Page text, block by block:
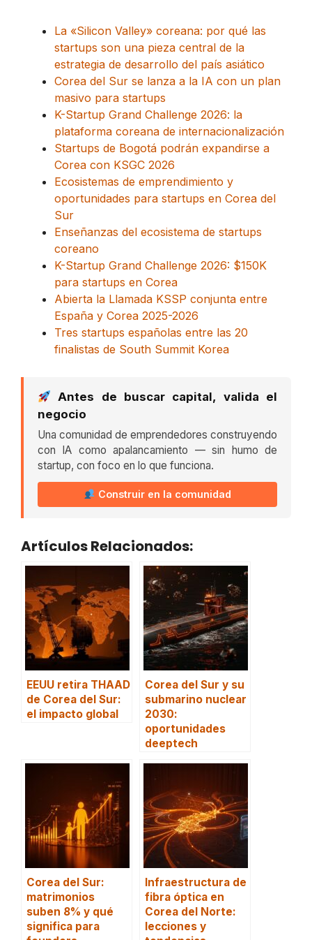
La «Silicon Valley» coreana: por qué las
startups son una pieza central de la
estrategia de desarrollo del país asiático
Corea del Sur se lanza a la IA con un plan
masivo para startups
K-Startup Grand Challenge 2026: la
plataforma coreana de internacionalización
Startups de Bogotá podrán expandirse a
Corea con KSGC 2026
Ecosistemas de emprendimiento y
oportunidades para startups en Corea del
Sur
Enseñanzas del ecosistema de startups
coreano
K-Startup Grand Challenge 2026: $150K
para startups en Corea
Abierta la Llamada KSSP conjunta entre
España y Corea 2025-2026
Tres startups españolas entre las 20
finalistas de South Summit Korea
Antes de buscar capital, valida el
negocio
Una comunidad de emprendedores construyendo
con IA como apalancamiento — sin humo de
startup, con foco en lo que funciona.
Construir en la comunidad
Artículos Relacionados:
EEUU retira THAAD
de Corea del Sur:
el impacto global
Corea del Sur y su
submarino nuclear
2030:
oportunidades
deeptech
Corea del Sur:
matrimonios
suben 8% y qué
significa para
Infraestructura de
fibra óptica en
Corea del Norte:
lecciones y